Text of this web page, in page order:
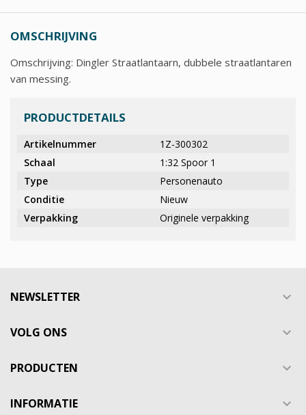
PRODUCTDETAILS
Artikelnummer
1Z-300302
Schaal
1:32 Spoor 1
Type
Personenauto
Conditie
Nieuw
Verpakking
Originele verpakking
OMSCHRIJVING
Omschrijving: Dingler Straatlantaarn, dubbele straatlantaren
van messing.
NEWSLETTER 
VOLG ONS 
PRODUCTEN 
INFORMATIE 